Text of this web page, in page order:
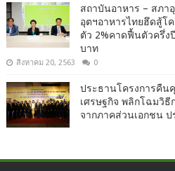
สถาบันอาหาร – สภา
อุตฯอาหารไทยฮึดสู้โ
ตัว 2%คาดฟื้นตัวครึ่ง
บาท
สิงหาคม 20, 2563 0
ประธานโครงการคืน
เศรษฐกิจ พลิกโฉมวิธี
จากภาคส่วนเอกชน